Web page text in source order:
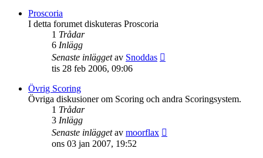
Proscoria
I detta forumet diskuteras Proscoria
1 Trådar
6 Inlägg
Senaste inläggetav Snoddas
inlägget
tis 28 feb 2006, 09:06
Övrig Scoring
Övriga diskusioner om Scoring och andra Scoringsystem.
1 Trådar
3 Inlägg
Senaste inläggetav moorflax
ons 03 jan 2007, 19:52